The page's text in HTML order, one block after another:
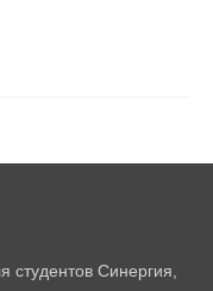
Синергия,